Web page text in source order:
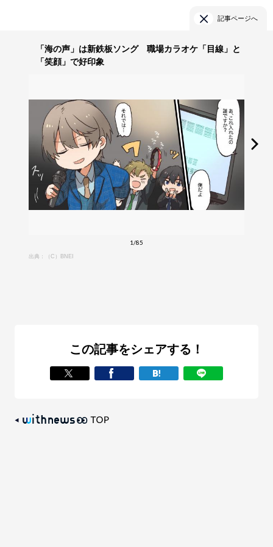
記事ページへ
「海の声」は新鉄板ソング 職場カラオケ「目線」と
「笑顔」で好印象
1/85
出典：（C）BNEI
この記事をシェアする！